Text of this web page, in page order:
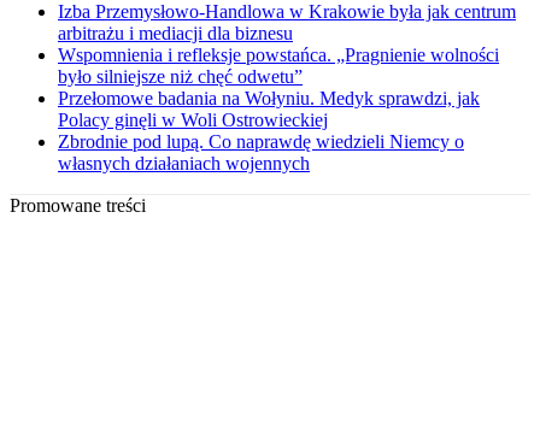
Izba Przemysłowo-Handlowa w Krakowie była jak centrum
arbitrażu i mediacji dla biznesu
Wspomnienia i refleksje powstańca. „Pragnienie wolności
było silniejsze niż chęć odwetu”
Przełomowe badania na Wołyniu. Medyk sprawdzi, jak
Polacy ginęli w Woli Ostrowieckiej
Zbrodnie pod lupą. Co naprawdę wiedzieli Niemcy o
własnych działaniach wojennych
Promowane treści